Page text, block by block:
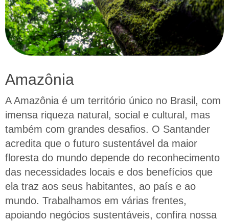
Amazônia
A Amazônia é um território único no Brasil, com
imensa riqueza natural, social e cultural, mas
também com grandes desafios. O Santander
acredita que o futuro sustentável da maior
floresta do mundo depende do reconhecimento
das necessidades locais e dos benefícios que
ela traz aos seus habitantes, ao país e ao
mundo. Trabalhamos em várias frentes,
apoiando negócios sustentáveis, confira nossa